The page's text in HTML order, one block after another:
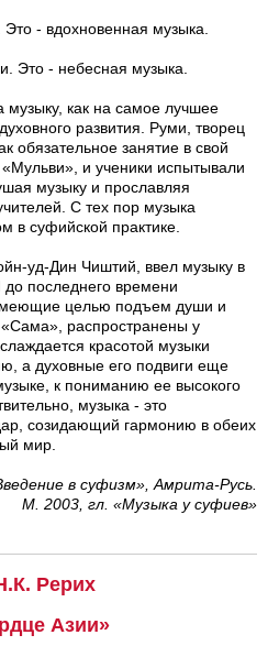
- вдохновенная музыка.
Это - небесная музыка.
как на самое лучшее
развития. Руми, творец
обязательное занятие в свой
и ученики испытывали
музыку и прославляя
С тех пор музыка
в суфийской практике.
уд-Дин Чиштий, ввел музыку в
последнего времени
целью подъем души и
распространены у
красотой музыки
а духовные его подвиги еще
к пониманию ее высокого
музыка - это
созидающий гармонию в обеих
мир.
в суфизм», Амрита-Русь.
М. 2003, гл. «Музыка у суфиев»
Рерих
Азии»